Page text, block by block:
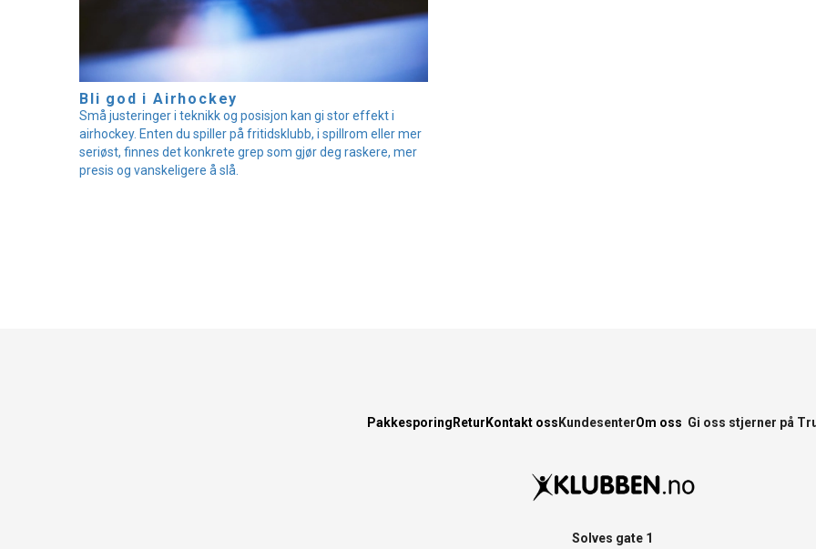
Bli god i Airhockey
Små justeringer i teknikk og posisjon kan gi stor effekt i
airhockey. Enten du spiller på fritidsklubb, i spillrom eller mer
seriøst, finnes det konkrete grep som gjør deg raskere, mer
presis og vanskeligere å slå.
Pakkesporing Retur Kontakt oss KundesenterOm oss Gi oss stjerner på
Solves gate 1